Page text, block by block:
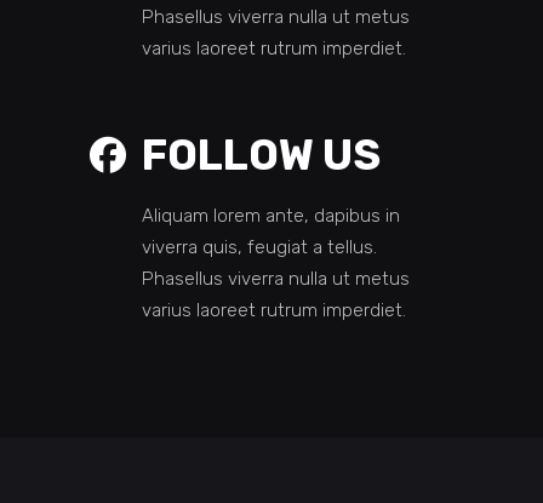
Phasellus viverra nulla ut metus
varius laoreet rutrum imperdiet.
FOLLOW US
Aliquam lorem ante, dapibus in
viverra quis, feugiat a tellus.
Phasellus viverra nulla ut metus
varius laoreet rutrum imperdiet.